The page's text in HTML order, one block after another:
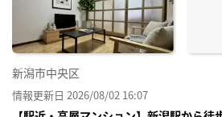
新潟市中央区
情報更新日 2026/08/02 16:07